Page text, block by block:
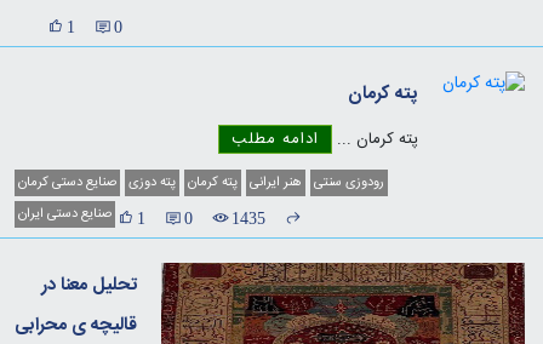
پته کرمان
پته کرمان... ادامه مطلب
صنایع دستی کرمان پته دوزی پته کرمان هنر ایرانی رودوزی سنتی
صنایع دستی ایران
1435
تحلیل معنا در
قالیچه ی محرابی